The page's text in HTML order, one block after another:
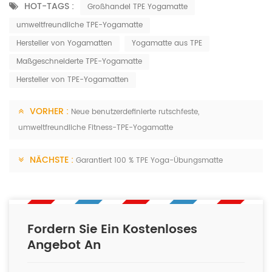
HOT-TAGS :
Großhandel TPE Yogamatte
umweltfreundliche TPE-Yogamatte
Hersteller von Yogamatten
Yogamatte aus TPE
Maßgeschneiderte TPE-Yogamatte
Hersteller von TPE-Yogamatten
VORHER : Neue benutzerdefinierte rutschfeste,
umweltfreundliche Fitness-TPE-Yogamatte
NÄCHSTE : Garantiert 100 % TPE Yoga-Übungsmatte
Fordern Sie Ein Kostenloses
Angebot An